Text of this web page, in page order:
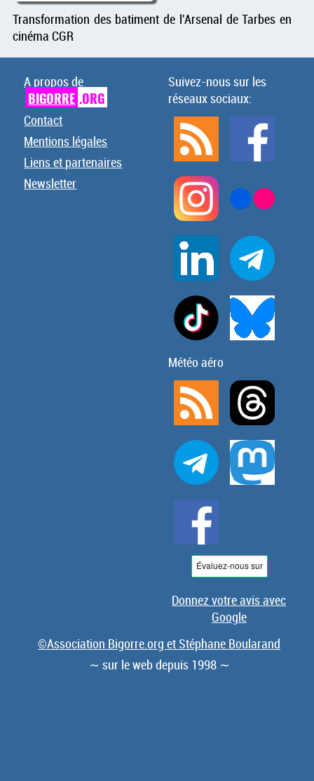
Transformation des batiment de l'Arsenal de Tarbes en
cinéma CGR
A propos de
BIGORRE .ORG
Contact
Mentions légales
Liens et partenaires
Newsletter
Suivez-nous sur les
réseaux sociaux:
Météo aéro
Donnez votre avis avec
Google
©Association Bigorre.org et Stéphane Boularand
∼ sur le web depuis 1998 ∼